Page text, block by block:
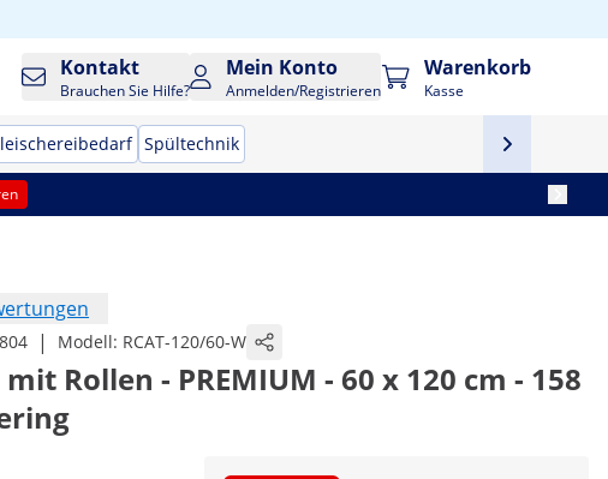
Kontakt
Brauchen Sie Hilfe?
Mein Konto
Anmelden/Registrieren
Warenkorb
Kasse
Spültechnik
| Modell: RCAT-120/60-W
Rollen - PREMIUM - 60 x 120 cm - 158